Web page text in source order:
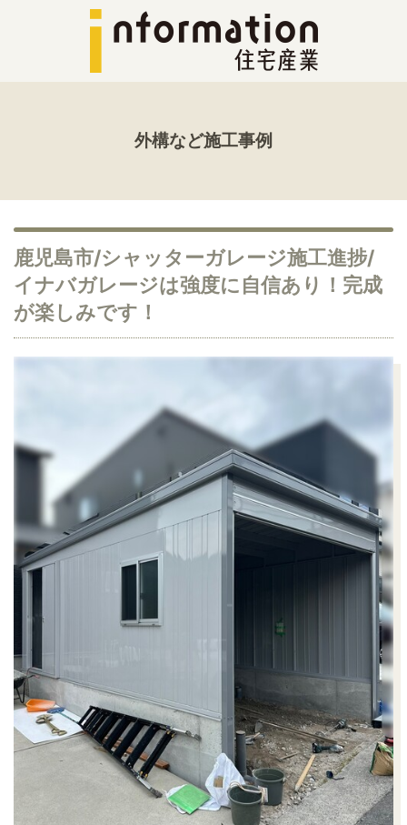
外構など施工事例
鹿児島市/シャッターガレージ施工進捗/
イナバガレージは強度に自信あり！完成
が楽しみです！